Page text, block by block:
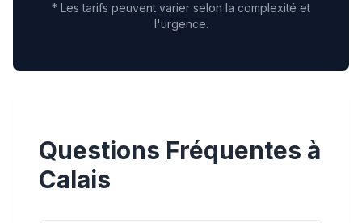
* Les tarifs peuvent varier selon la complexité et
l'urgence.
Questions Fréquentes à
Calais